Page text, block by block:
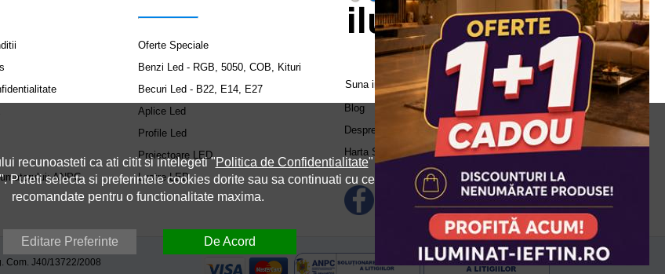
ANPC
Oferte Speciale
Benzi Led - RGB, 5050, COB, Kituri
Becuri Led - B22, E14, E27
Aplice Led
Profile Led
Proiectoare LED
Lustre LED
Suna in call center:
0371.504.543
Blog
Despre Noi
Harta Site
Com. J40/13722/2008
recunoasteti ca ati citit si intelegeti "Politica de Confidentialitate" si
". Puteti selecta si preferintele cookies dorite sau sa continuati cu cele
recomandate pentru o functionalitate maxima.
Editare Preferinte De Acord